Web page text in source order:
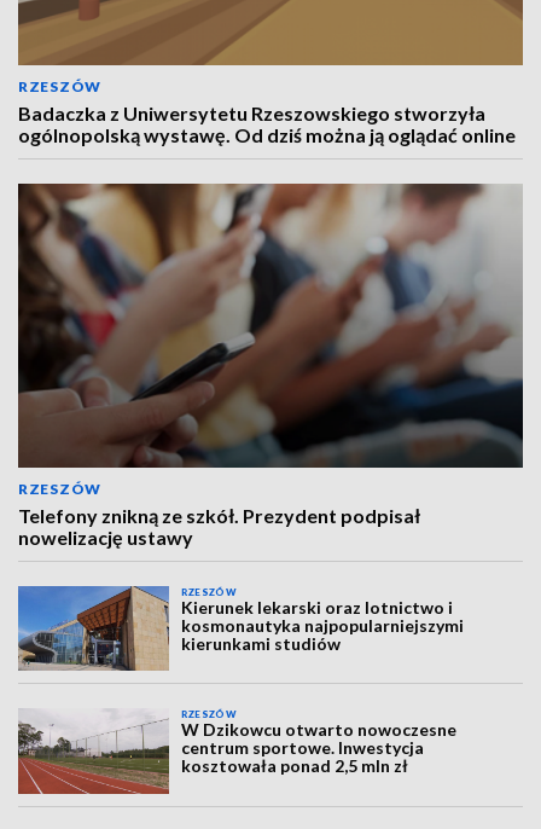
RZESZÓW
Badaczka z Uniwersytetu Rzeszowskiego stworzyła
ogólnopolską wystawę. Od dziś można ją oglądać online
RZESZÓW
Telefony znikną ze szkół. Prezydent podpisał
nowelizację ustawy
RZESZÓW
Kierunek lekarski oraz lotnictwo i
kosmonautyka najpopularniejszymi
kierunkami studiów
RZESZÓW
W Dzikowcu otwarto nowoczesne
centrum sportowe. Inwestycja
kosztowała ponad 2,5 mln zł